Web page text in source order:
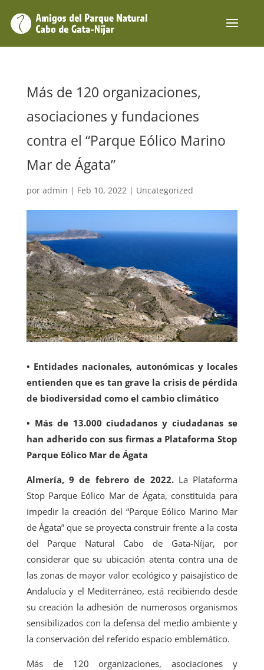
Más de 120 organizaciones,
asociaciones y fundaciones
contra el “Parque Eólico Marino
Mar de Ágata”
por admin | Feb 10, 2022| Uncategorized
• Entidades nacionales, autonómicas y locales
entienden que es tan grave la crisis de pérdida
de biodiversidad como el cambio climático
• Más de 13.000 ciudadanos y ciudadanas se
han adherido con sus firmas a Plataforma Stop
Parque Eólico Mar de Ágata
Almería, 9 de febrero de 2022.La Plataforma
Stop Parque Eólico Mar de Ágata, constituida para
impedir la creación del “Parque Eólico Marino Mar
de Ágata” que se proyecta construir frente a la costa
del Parque Natural Cabo de Gata-Níjar, por
considerar que su ubicación atenta contra una de
las zonas de mayor valor ecológico y paisajístico de
Andalucía y el Mediterráneo, está recibiendo desde
su creación la adhesión de numerosos organismos
sensibilizados con la defensa del medio ambiente y
la conservación del referido espacio emblemático.
Más de 120 organizaciones, asociaciones y